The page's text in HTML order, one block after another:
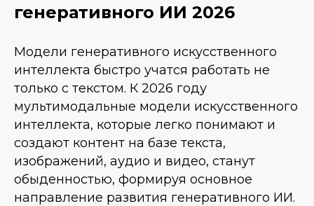
генеративного ИИ 2026
Модели генеративного искусственного
интеллекта быстро учатся работать не
только с текстом. К 2026 году
мультимодальные модели искусственного
интеллекта, которые легко понимают и
создают контент на базе текста,
изображений, аудио и видео, станут
обыденностью, формируя основное
направление развития генеративного ИИ.